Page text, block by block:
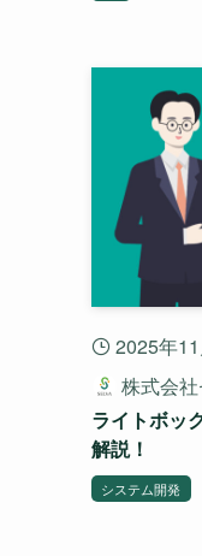
2025年
株式会
ライトボッ
解説！
システム開発